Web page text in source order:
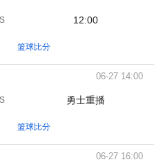
12:00
篮球比分
06-27 14:00
勇士重播
篮球比分
06-27 16:00